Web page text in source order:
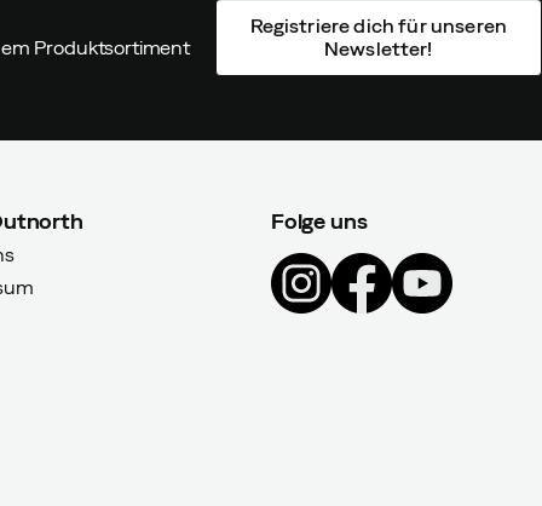
Produktsortiment
Registriere dich für unseren
Newsletter!
Folge uns